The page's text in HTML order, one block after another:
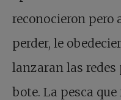
reconocieron pero
perder, le
lanzaran las redes
bote. La pesca